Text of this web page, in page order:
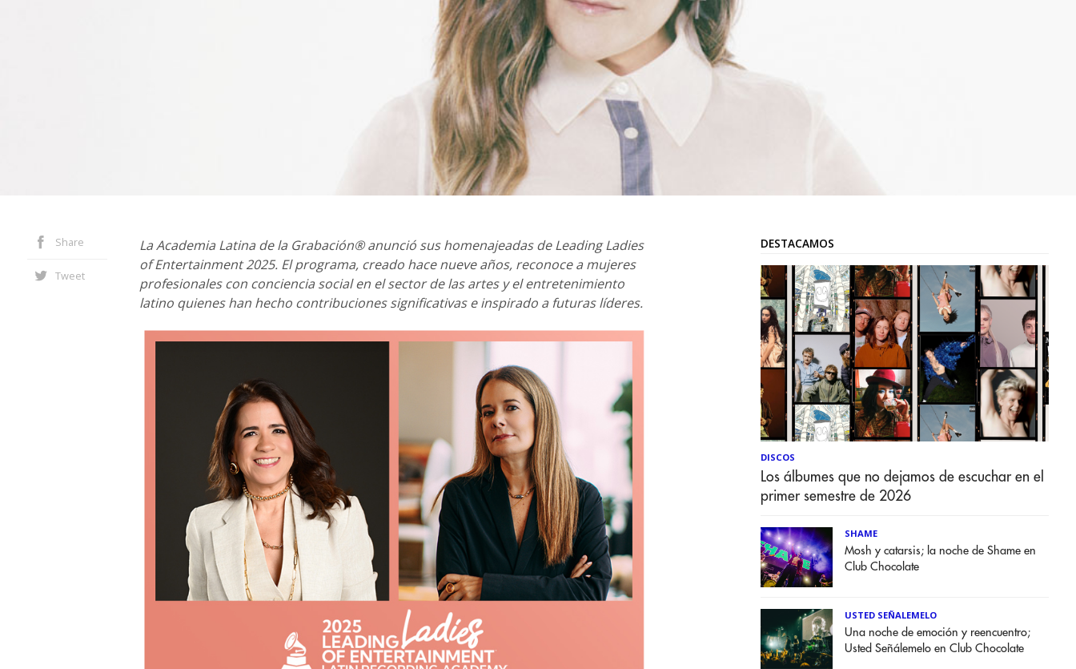
Share
Tweet
La Academia Latina de la Grabación® anunció sus homenajeadas de Leading Ladies
of Entertainment 2025. El programa, creado hace nueve años, reconoce a mujeres
profesionales con conciencia social en el sector de las artes y el entretenimiento
latino quienes han hecho contribuciones significativas e inspirado a futuras líderes.
DESTACAMOS
DISCOS
Los álbumes que no dejamos de escuchar en el
primer semestre de 2026
SHAME
Mosh y catarsis; la noche de Shame en
Club Chocolate
USTED SEÑALEMELO
Una noche de emoción y reencuentro;
Usted Señálemelo en Club Chocolate